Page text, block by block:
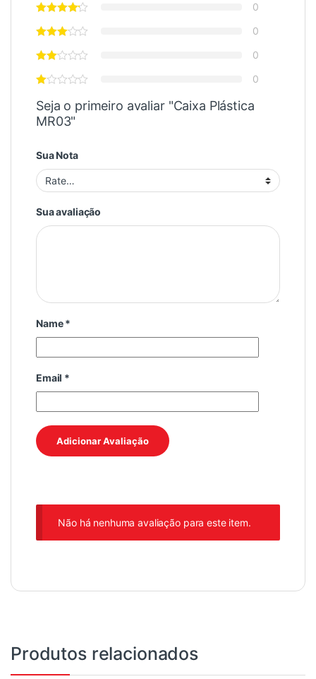
0
0
0
0
Seja o primeiro avaliar "Caixa Plástica
MR03"
Sua Nota
Sua avaliação
Name*
Email *
Não há nenhuma avaliação para este item.
Produtos relacionados